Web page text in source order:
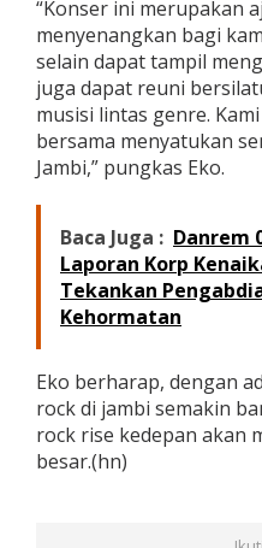
“Konser ini merupakan
menyenangkan bagi
selain dapat tampil
juga dapat reuni
musisi lintas genre.
bersama menyatukan
Jambi,” pungkas Eko.
Baca Juga : Danrem
Laporan Korp
Tekankan
Kehormatan
Eko berharap, dengan
rock di jambi semakin
rock rise kedepan akan
besar.(hn)